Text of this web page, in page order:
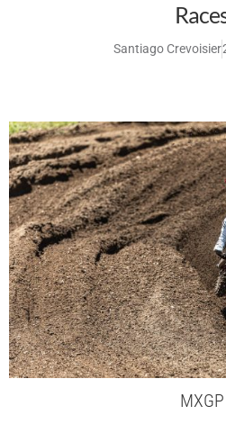
Santiago Crevoisier
MXGP